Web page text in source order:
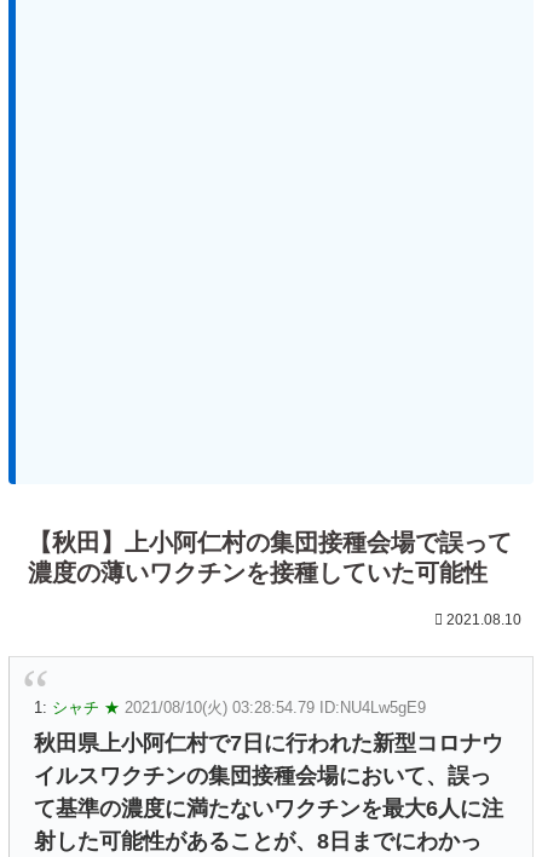
【秋田】上小阿仁村の集団接種会場で誤って
濃度の薄いワクチンを接種していた可能性
2021.08.10
1: シャチ ★ 2021/08/10(火) 03:28:54.79 ID:NU4Lw5gE9
秋田県上小阿仁村で7日に行われた新型コロナウ
イルスワクチンの集団接種会場において、誤っ
て基準の濃度に満たないワクチンを最大6人に注
射した可能性があることが、8日までにわかっ